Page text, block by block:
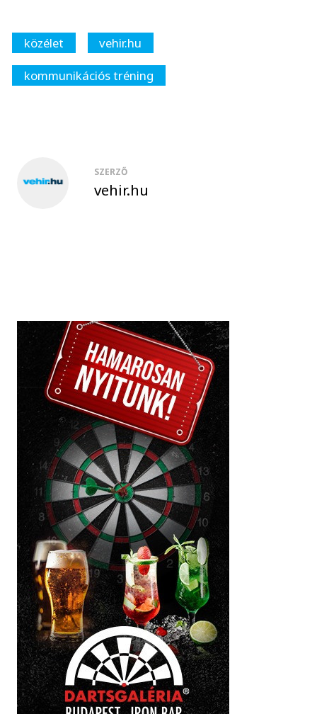
közélet
vehir.hu
kommunikációs tréning
SZERZŐ
vehir.hu